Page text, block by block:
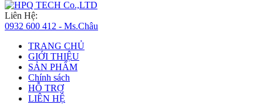
Liên Hệ:
0932 600 412 - Ms.Châu
TRANG CHỦ
GIỚI THIỆU
SẢN PHẨM
Chính sách
HỖ TRỢ
LIÊN HỆ